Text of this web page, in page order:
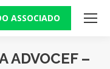
ASSOCIADO
ADVOCEF –